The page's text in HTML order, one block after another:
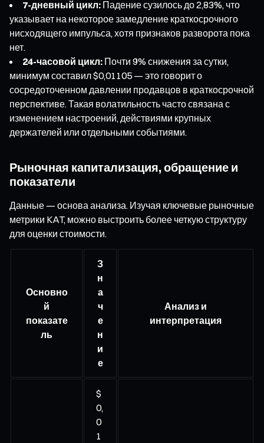
7-дневный цикл: Падение сузилось до 2,83%, что
указывает на некоторое замедление краткосрочного
нисходящего импульса, хотя признаков разворота пока
нет.
24-часовой цикл: Почти 9% снижения за сутки,
минимум составил $0,01105 — это говорит о
сосредоточенном давлении продавцов в краткосрочной
перспективе. Такая волатильность часто связана с
изменением настроений, действиями крупных
держателей или отдельными событиями.
Рыночная капитализация, обращение и
показатели
Данные — основа анализа. Изучая ключевые рыночные
метрики KAT, можно выстроить более четкую структуру
для оценки стоимости.
Основно
й
показате
ль
З
н
а
ч
е
н
и
е
Анализ и
интерпретация
$
0,
0
1